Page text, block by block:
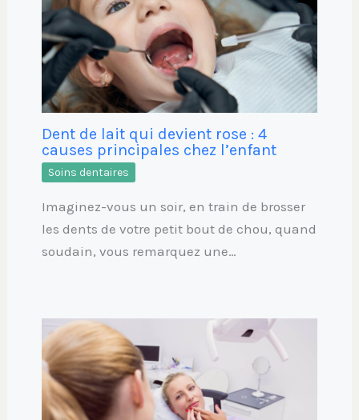
Dent de lait qui devient rose : 4
causes principales chez l’enfant
Soins dentaires
Imaginez-vous un soir, en train de brosser
les dents de votre petit bout de chou, quand
soudain, vous remarquez une…